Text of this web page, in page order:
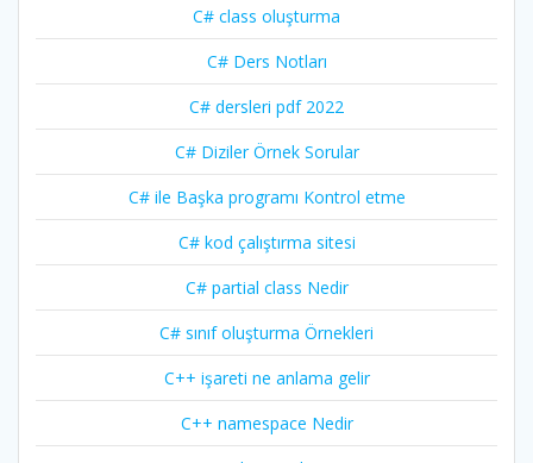
C# class oluşturma
C# Ders Notları
C# dersleri pdf 2022
C# Diziler Örnek Sorular
C# ile Başka programı Kontrol etme
C# kod çalıştırma sitesi
C# partial class Nedir
C# sınıf oluşturma Örnekleri
C++ işareti ne anlama gelir
C++ namespace Nedir